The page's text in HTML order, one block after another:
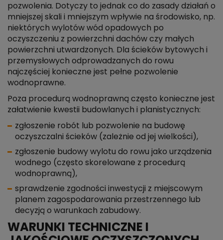
pozwolenia. Dotyczy to jednak co do zasady działań o
mniejszej skali i mniejszym wpływie na środowisko, np.
niektórych wylotów wód opadowych po
oczyszczeniu z powierzchni dachów czy małych
powierzchni utwardzonych. Dla ścieków bytowych i
przemysłowych odprowadzanych do rowu
najczęściej konieczne jest pełne pozwolenie
wodnoprawne.
Poza procedurą wodnoprawną często konieczne jest
załatwienie kwestii budowlanych i planistycznych:
zgłoszenie robót lub pozwolenie na budowę
oczyszczalni ścieków (zależnie od jej wielkości),
zgłoszenie budowy wylotu do rowu jako urządzenia
wodnego (często skorelowane z procedurą
wodnoprawną),
sprawdzenie zgodności inwestycji z miejscowym
planem zagospodarowania przestrzennego lub
decyzją o warunkach zabudowy.
WARUNKI TECHNICZNE I